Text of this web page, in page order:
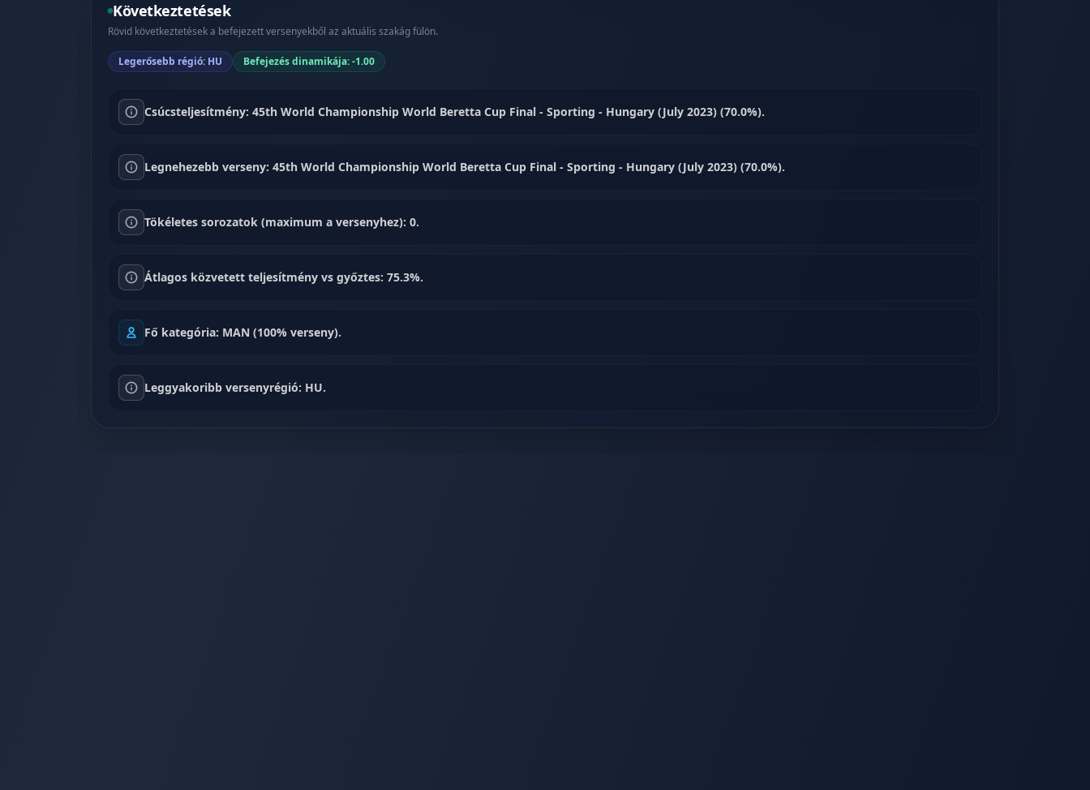
Következtetések
Rövid következtetések a befejezett versenyekből az aktuális szakág fülön.
Legerősebb régió: HU Befejezés dinamikája: -1.00
Csúcsteljesítmény: 45th World Championship World Beretta Cup Final - Sporting - Hungary (July 2023) (70.0%).
Legnehezebb verseny: 45th World Championship World Beretta Cup Final - Sporting - Hungary (July 2023) (70.0%).
Tökéletes sorozatok (maximum a versenyhez): 0.
Átlagos közvetett teljesítmény vs győztes: 75.3%.
Fő kategória: MAN (100% verseny).
Leggyakoribb versenyrégió: HU.